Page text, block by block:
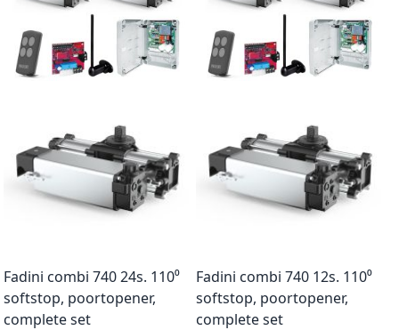
Fadini combi 740 24s. 110⁰
softstop, poortopener,
complete set
Fadini combi 740 12s. 110⁰
softstop, poortopener,
complete set